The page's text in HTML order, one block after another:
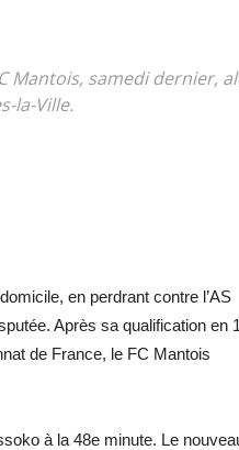
Mantois, samedi dernier,
la-Ville.
en perdrant contre l’AS
Après sa qualification en
de France, le FC Mantois
à la 48e minute. Le